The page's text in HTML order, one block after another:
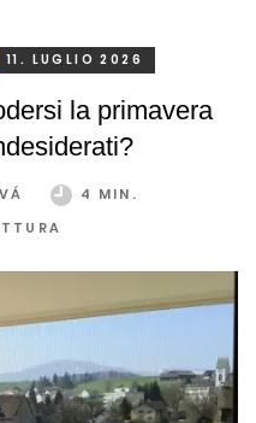
basta davvero poco.
vostra veranda in tutta
e senza limitazioni.
11. LUGLIO 2026
la primavera
4 MIN.